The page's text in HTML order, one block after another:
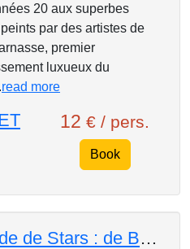
20 aux superbes
par des artistes de
premier
luxueux du
read more
12 € / pers.
Book
Balade de Stars : de Belmondo à Brassens